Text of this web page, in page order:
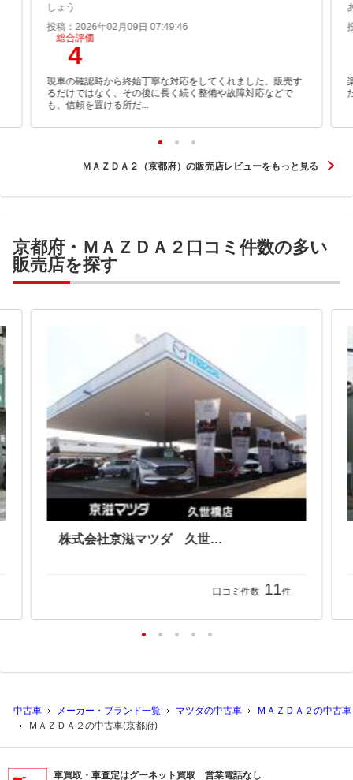
しょう
投稿：2026年02月09日 07:49:46
総合評価
4
現車の確認時から終始丁寧な対応をしてくれました。販売す
るだけではなく、その後に長く続く整備や故障対応などで
も、信頼を置ける所だ...
ＭＡＺＤＡ２（京都府）の販売店レビューをもっと見る
京都府・ＭＡＺＤＡ２口コミ件数の多い
販売店を探す
株式会社京滋マツダ 久世橋店
口コミ件数 11件
中古車 メーカー・ブランド一覧 マツダの中古車
ＭＡＺＤＡ２の中古車
ＭＡＺＤＡ２の中古車(京都府)
車買取・車査定はグーネット買取 営業電話なし